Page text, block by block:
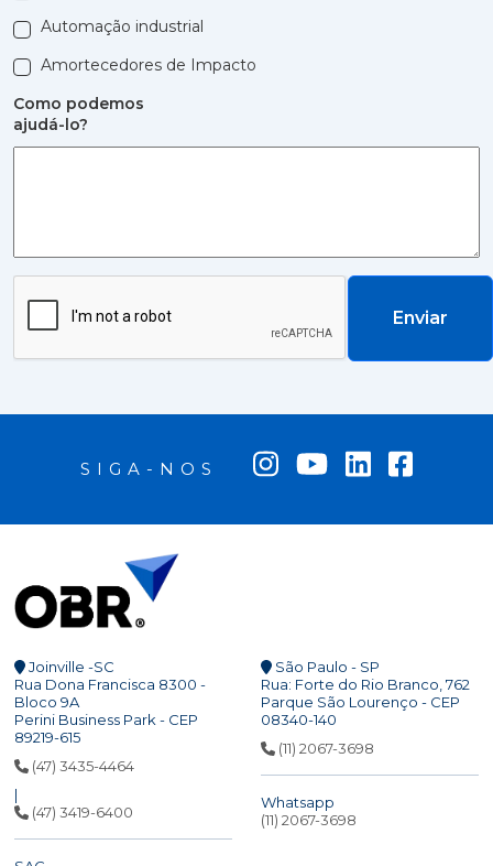
Automação industrial
Amortecedores de Impacto
Como podemos
ajudá-lo?
Enviar
SIGA-NOS
Joinville -SC
Rua Dona Francisca 8300 -
Bloco 9A
Perini Business Park - CEP
89219-615
(47) 3435-4464
|
(47) 3419-6400
São Paulo - SP
Rua: Forte do Rio Branco, 762
Parque São Lourenço - CEP
08340-140
(11) 2067-3698
Whatsapp
(11) 2067-3698